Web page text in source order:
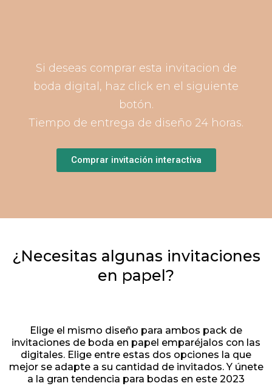
Si deseas comprar esta invitacion de
boda digital, haz click en el siguiente
botón.
Tiempo de entrega de diseño 24 horas.
Comprar invitación interactiva
¿Necesitas algunas invitaciones
en papel?
Elige el mismo diseño para ambos pack de
invitaciones de boda en papel emparéjalos con las
digitales. Elige entre estas dos opciones la que
mejor se adapte a su cantidad de invitados. Y únete
a la gran tendencia para bodas en este 2023